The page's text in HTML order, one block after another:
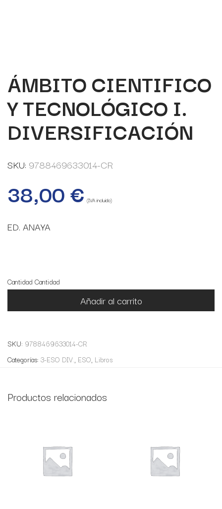
ÁMBITO CIENTIFICO
Y TECNOLÓGICO I.
DIVERSIFICACIÓN
SKU: 9788469633014-CR
38,00€ (IVA incluido)
ED. ANAYA
Cantidad Cantidad
Añadir al carrito
SKU: 9788469633014-CR
Categorías: 3-ESO DIV., ESO, Libros
Productos relacionados